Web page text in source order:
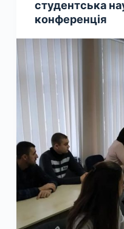
студентська
конференція